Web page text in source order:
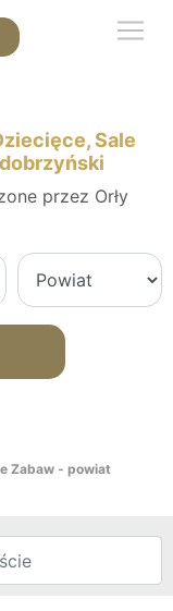
Sale
przez Orły
Zabaw - powiat